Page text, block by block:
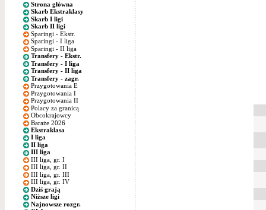
Strona główna
Skarb Ekstraklasy
Skarb I ligi
Skarb II ligi
Sparingi - Ekstr.
Sparingi - I liga
Sparingi - II liga
Transfery - Ekstr.
Transfery - I liga
Transfery - II liga
Transfery - zagr.
Przygotowania E
Przygotowania I
Przygotowania II
Polacy za granicą
Obcokrajowcy
Baraże 2026
Ekstraklasa
I liga
II liga
III liga
III liga, gr. I
III liga, gr. II
III liga, gr. III
III liga, gr. IV
Dziś grają
Niższe ligi
Najnowsze rozgr.